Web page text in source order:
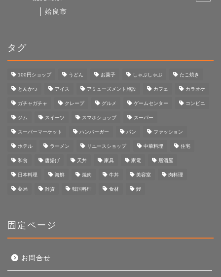
姶良市
タグ
100円ショップ うどん お菓子 しゃぶしゃぶ たこ焼き
とんかつ アイス アミューズメント施設 カフェ カラオケ
ガチャガチャ クレープ グルメ ゲームセンター コンビニ
ジム スイーツ スマホショップ スーパー
スーパーマーケット ハンバーガー パン ファッション
ホテル ラーメン リユースショップ 中華料理 住宅
和食 唐揚げ 天丼 家具 家電 居酒屋
日本料理 海鮮 焼肉 牛丼 美容室 肉料理
薬局 雑貨 韓国料理 食材 鰻
固定ページ
お問合せ